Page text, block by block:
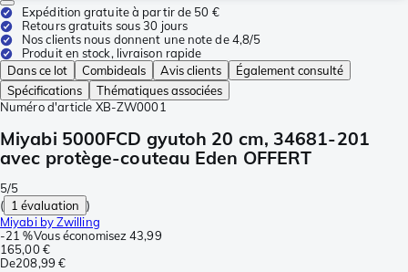
Expédition gratuite à partir de 50 €
Retours gratuits sous 30 jours
Nos clients nous donnent une note de 4,8/5
Produit en stock, livraison rapide
Dans ce lot
Combideals Avis clients
Également consulté
Spécifications
Thématiques associées
Numéro d'article XB-ZW0001
Miyabi 5000FCD gyutoh 20 cm, 34681-201
avec protège-couteau Eden OFFERT
5/5
( 1 évaluation )
Miyabi by Zwilling
-21 %Vous économisez 43,99
165,00 €
De208,99 €